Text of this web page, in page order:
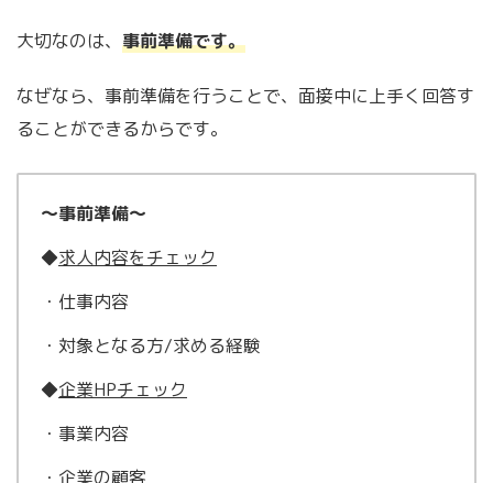
大切なのは、 事前準備です。
なぜなら、事前準備を行うことで、面接中に上手く回答す
ることができるからです。
〜事前準備〜
◆求人内容をチェック
・仕事内容
・対象となる方/求める経験
◆企業HPチェック
・事業内容
・企業の顧客